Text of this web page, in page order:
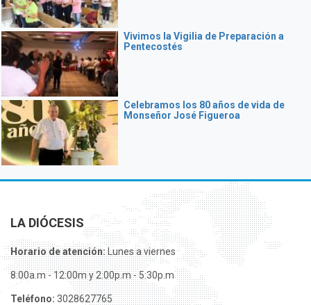
Vivimos la Vigilia de Preparación a
Pentecostés
Celebramos los 80 años de vida de
Monseñor José Figueroa
LA DIÓCESIS
Horario de atención:Lunes a viernes
8:00a.m - 12:00m y 2:00p.m - 5:30p.m
Teléfono: 3028627765